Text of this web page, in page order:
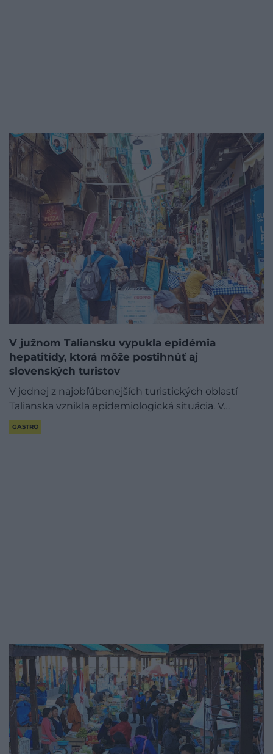
V južnom Taliansku vypukla epidémia
hepatitídy, ktorá môže postihnúť aj
slovenských turistov
V jednej z najobľúbenejších turistických oblastí
Talianska vznikla epidemiologická situácia. V…
GASTRO